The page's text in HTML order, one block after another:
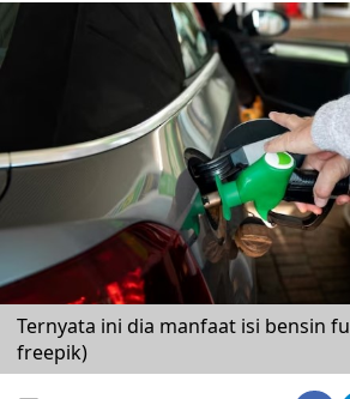
Ternyata ini dia manfaat isi bensin
freepik)